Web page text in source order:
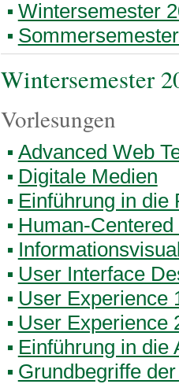
Wintersemester
Wintersemester
Vorlesungen
Advanced Web
Digitale Medien
Einführung in die
Human-
User Interface
User Experience
User Experience
Einführung in die
Grundbegriffe